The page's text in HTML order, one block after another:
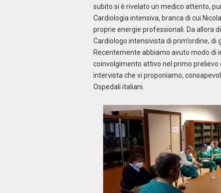
subito si è rivelato un medico attento,
Cardiologia intensiva, branca di cui
proprie energie professionali. Da allora
Cardiologo intensivista di prim’ordine,
Recentemente abbiamo avuto modo di
coinvolgimento attivo nel primo prelievo
intervista che vi proponiamo,
Ospedali italiani.